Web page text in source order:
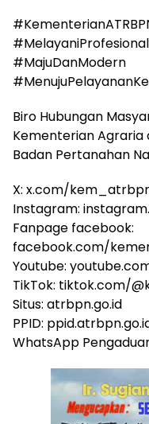
#MajuDanModern
Biro Hubungan
Kementerian Agraria
Badan Pertanahan
X: x.com/
Instagram:
Fanpage facebook:
facebook.com/
Youtube:
TikTok: tiktok.com/
Situs: atrbpn.go.id
PPID:
WhatsApp